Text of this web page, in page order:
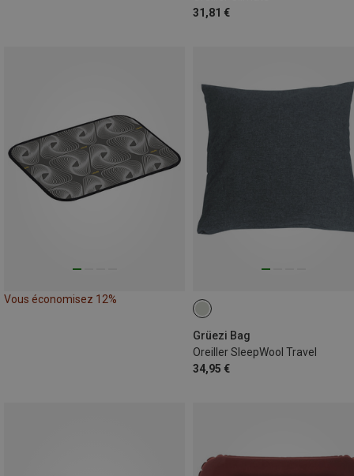
31,81 €
Vous économisez 12%
Grüezi Bag
Oreiller SleepWool Travel
34,95 €